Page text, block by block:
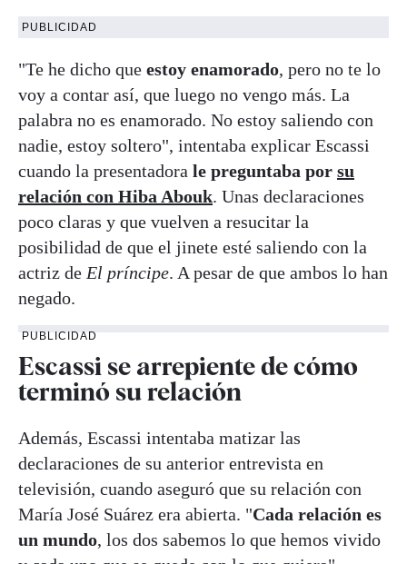
PUBLICIDAD
"Te he dicho que estoy enamorado, pero no te lo
voy a contar así, que luego no vengo más. La
palabra no es enamorado. No estoy saliendo con
nadie, estoy soltero", intentaba explicar Escassi
cuando la presentadora le preguntaba por su
relación con Hiba Abouk. Unas declaraciones
poco claras y que vuelven a resucitar la
posibilidad de que el jinete esté saliendo con la
actriz de El príncipe. A pesar de que ambos lo han
negado.
PUBLICIDAD
Escassi se arrepiente de cómo
terminó su relación
Además, Escassi intentaba matizar las
declaraciones de su anterior entrevista en
televisión, cuando aseguró que su relación con
María José Suárez era abierta. "Cada relación es
un mundo, los dos sabemos lo que hemos vivido